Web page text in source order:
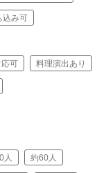
込み可
可 料理演出あり
人 約60人